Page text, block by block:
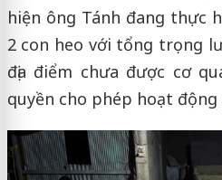
hiện ông Tánh đang thực
2 con heo với tổng trọng
địa điểm chưa được cơ
quyền cho phép hoạt